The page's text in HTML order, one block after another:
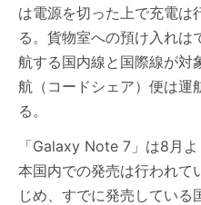
は電源を切った上で充電は
る。貨物室への預け入れ
航する国内線と国際線が対
航（コードシェア）便は運
る。
「Galaxy Note 7」は8月
本国内での発売は行われて
じめ、すでに発売している